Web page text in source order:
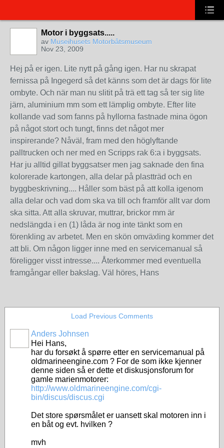
Motor i byggsats.....
av Museihusets Motorbåtsmuseum
Nov 23, 2009
Hej på er igen. Lite nytt på gång igen. Har nu skrapat
fernissa på Ingegerd så det känns som det är dags för lite
ombyte. Och när man nu slitit på trä ett tag så ter sig lite
järn, aluminium mm som ett lämplig ombyte. Efter lite
kollande vad som fanns på hyllorna fastnade mina ögon
på något stort och tungt, finns det något mer
inspirerande? Nåväl, fram med den höglyftande
palltrucken och ner med en Scripps rak 6:a i byggsats.
Har ju alltid gillat byggsatser men jag saknade den fina
kolorerade kartongen, alla delar på plastträd och en
byggbeskrivning.... Håller som bäst på att kolla igenom
alla delar och vad dom ska va till och framför allt var dom
ska sitta. Att alla skruvar, muttrar, brickor mm är
nedslängda i en (1) låda är nog inte tänkt som en
förenkling av arbetet. Men en skön omväxling kommer det
att bli. Om någon ligger inne med en servicemanual så
föreligger visst intresse.... Återkommer med eventuella
framgångar eller bakslag. Väl höres, Hans
Load Previous Comments
Anders Johnsen
Hei Hans,
har du forsøkt å spørre etter en servicemanual på
oldmarineengine.com ? For de som ikke kjenner
denne siden så er dette et diskusjonsforum for
gamle marienmotorer:
http://www.oldmarineengine.com/cgi-
bin/discus/discus.cgi
Det store spørsmålet er uansett skal motoren inn i
en båt og evt. hvilken ?
mvh